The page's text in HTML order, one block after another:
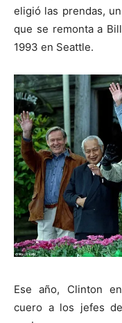
eligió las prendas,
que se remonta a
1993 en Seattle.
Ese año, Clinton
cuero a los jefes